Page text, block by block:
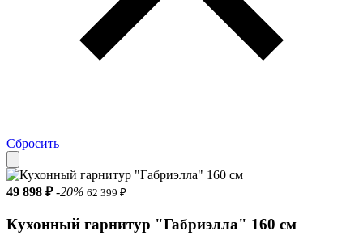
Сбросить
49 898 ₽ -20% 62 399 ₽
Кухонный гарнитур "Габриэлла" 160 см